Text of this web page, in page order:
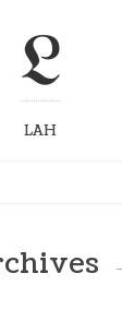
L
LAH